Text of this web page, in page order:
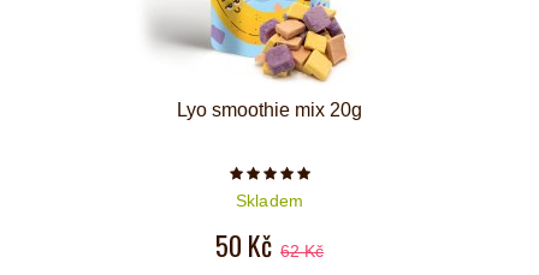
Lyo smoothie mix 20g
Počet hvězdiček je 5 z 5
Skladem
50 Kč 62 Kč